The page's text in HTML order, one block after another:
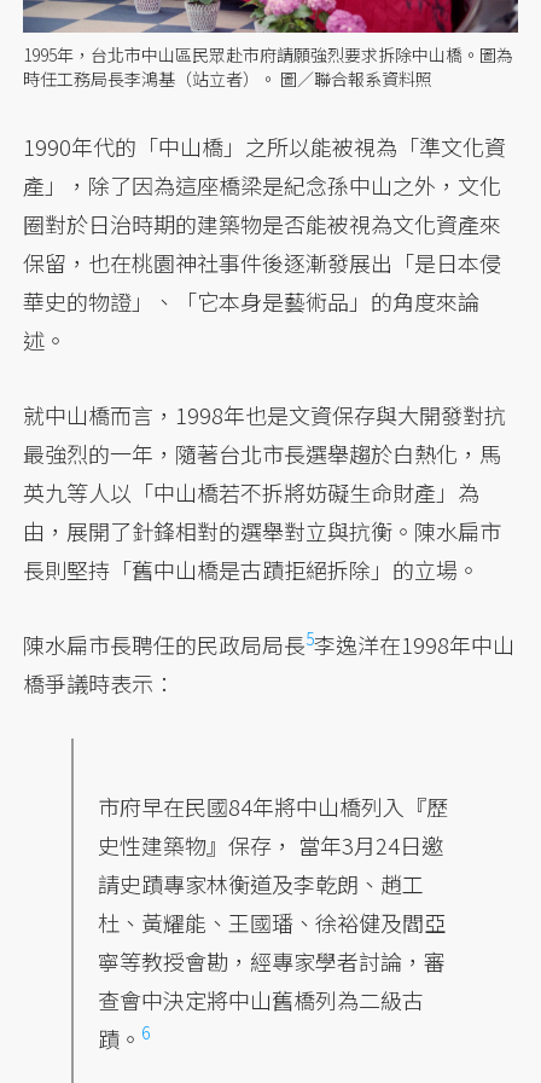
1995年，台北市中山區民眾赴市府請願強烈要求拆除中山橋。圖為
時任工務局長李鴻基（站立者）。 圖／聯合報系資料照
1990年代的「中山橋」之所以能被視為「準文化資
產」，除了因為這座橋梁是紀念孫中山之外，文化
圈對於日治時期的建築物是否能被視為文化資產來
保留，也在桃園神社事件後逐漸發展出「是日本侵
華史的物證」、「它本身是藝術品」的角度來論
述。
就中山橋而言，1998年也是文資保存與大開發對抗
最強烈的一年，隨著台北市長選舉趨於白熱化，馬
英九等人以「中山橋若不拆將妨礙生命財產」為
由，展開了針鋒相對的選舉對立與抗衡。陳水扁市
長則堅持「舊中山橋是古蹟拒絕拆除」的立場。
陳水扁市長聘任的民政局局長5李逸洋在1998年中山
橋爭議時表示：
市府早在民國84年將中山橋列入『歷
史性建築物』保存， 當年3月24日邀
請史蹟專家林衡道及李乾朗、趙工
杜、黃耀能、王國璠、徐裕健及閻亞
寧等教授會勘，經專家學者討論，審
查會中決定將中山舊橋列為二級古
蹟。 6